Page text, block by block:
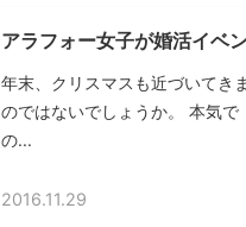
アラフォー女子が婚活イベ
年末、クリスマスも近づいてき
のではないでしょうか。 本気
の...
2016.11.29